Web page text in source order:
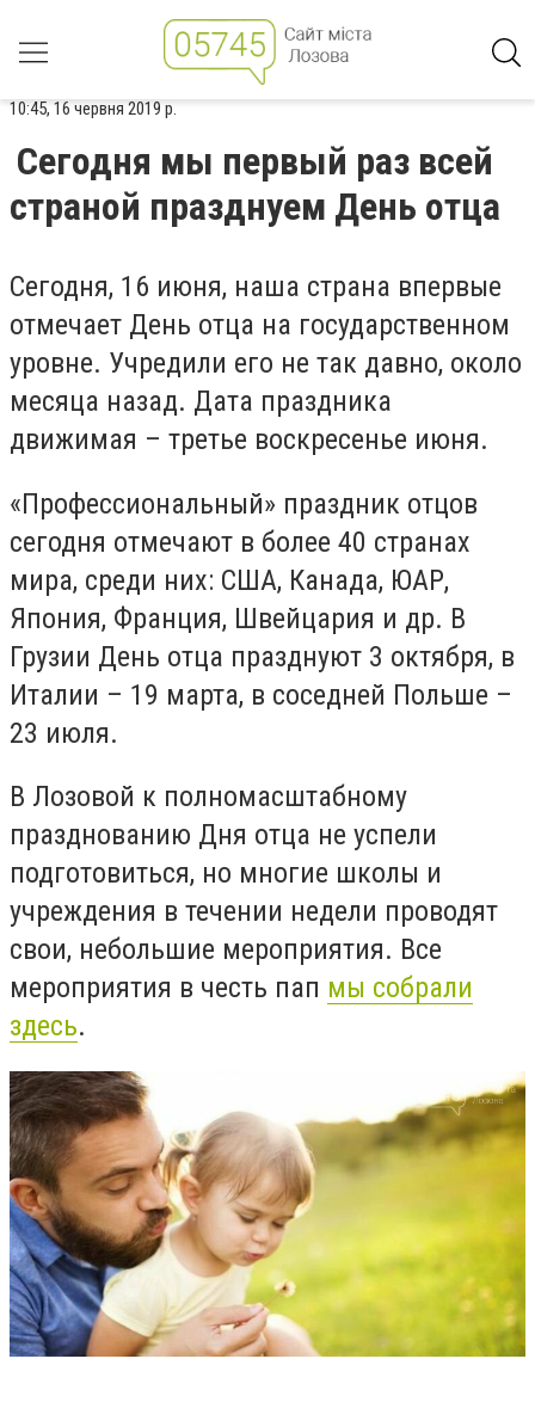
10:45, 16 червня 2019 р.
Сегодня мы первый раз всей
страной празднуем День отца
Сегодня, 16 июня, наша страна впервые
отмечает День отца на государственном
уровне. Учредили его не так давно, около
месяца назад. Дата праздника
движимая – третье воскресенье июня.
«Профессиональный» праздник отцов
сегодня отмечают в более 40 странах
мира, среди них: США, Канада, ЮАР,
Япония, Франция, Швейцария и др. В
Грузии День отца празднуют 3 октября, в
Италии – 19 марта, в соседней Польше –
23 июля.
В Лозовой к полномасштабному
празднованию Дня отца не успели
подготовиться, но многие школы и
учреждения в течении недели проводят
свои, небольшие мероприятия. Все
мероприятия в честь пап мы собрали
здесь.